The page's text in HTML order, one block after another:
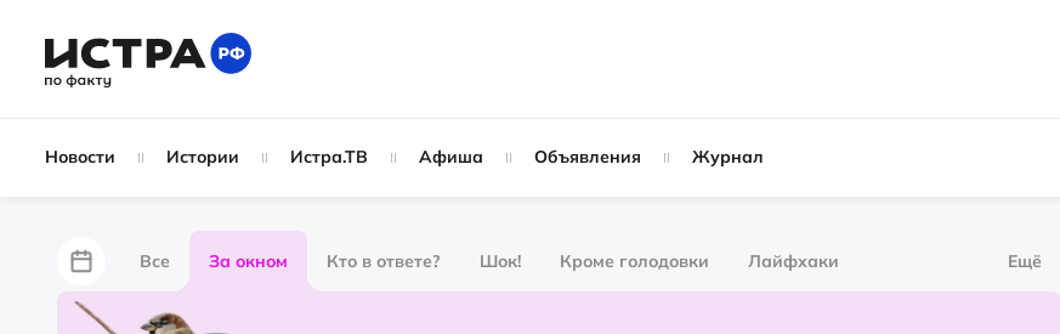
Новости Истории Истра.ТВ Афиша Объявления Журнал
Все За окном Кто в ответе? Шок! Кроме голодовки Лайфхаки
За забором
Ещё